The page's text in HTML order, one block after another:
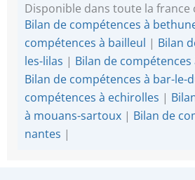
Disponible dans toute la france
Bilan de compétences à
compétences à bailleul | Bilan
les-lilas | Bilan de
Bilan de compétences à bar-le-
compétences à echirolles |
à mouans-sartoux | Bilan de
nantes |